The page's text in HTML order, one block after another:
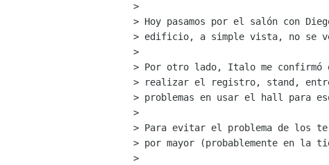
>
> Hoy pasamos por el salón con
> edificio, a simple vista, no se
>
> Por otro lado, Italo me confirmó
> realizar el registro, stand,
> problemas en usar el hall para
>
> Para evitar el problema de los
> por mayor (probablemente en la
>